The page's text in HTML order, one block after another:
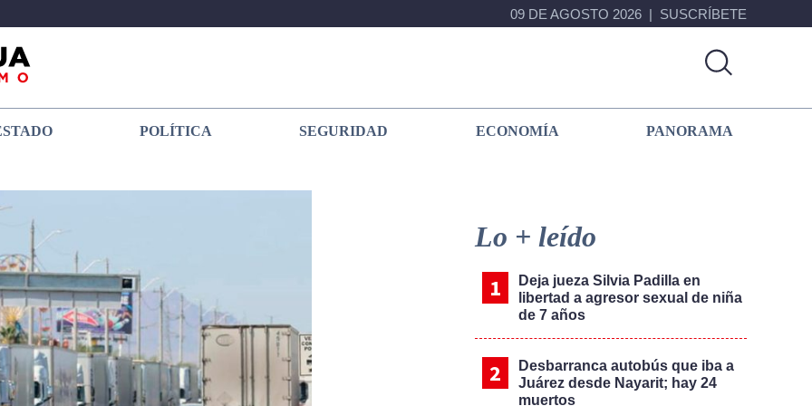
09 DE AGOSTO 2026 SUSCRÍBETE
POLÍTICA SEGURIDAD ECONOMÍA PANORAMA
Sidebar
Lo + leído
Deja jueza Silvia Padilla en
libertad a agresor sexual de niña
de 7 años
Desbarranca autobús que iba a
Juárez desde Nayarit; hay 24
muertos